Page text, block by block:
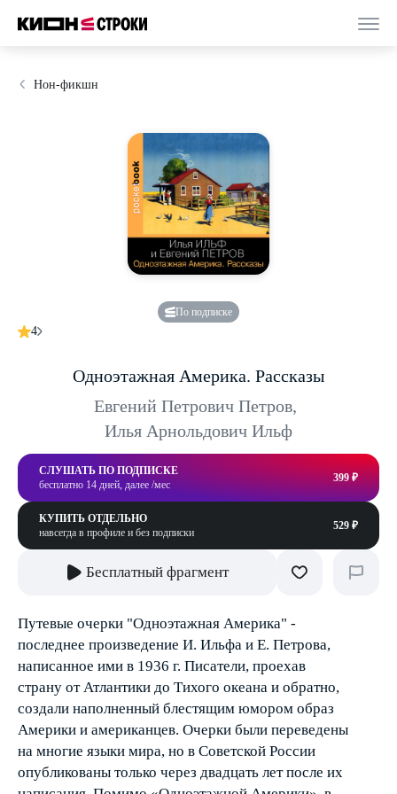
Нон-фикшн
По подписке
4
Одноэтажная Америка. Рассказы
Евгений Петрович Петров,
Илья Арнольдович Ильф
СЛУШАТЬ ПО ПОДПИСКЕ
бесплатно 14 дней, далее /мес
399 ₽
КУПИТЬ ОТДЕЛЬНО
навсегда в профиле и без подписки
529 ₽
Бесплатный фрагмент
Путевые очерки "Одноэтажная Америка" -
последнее произведение И. Ильфа и Е. Петрова,
написанное ими в 1936 г. Писатели, проехав
страну от Атлантики до Тихого океана и обратно,
создали наполненный блестящим юмором образ
Америки и американцев. Очерки были переведены
на многие языки мира, но в Советской России
опубликованы только через двадцать лет после их